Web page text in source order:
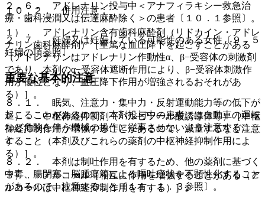
１０．２． 併用注意：
１）． アドレナリン含有歯科麻酔剤（リドカイン・アドレ
ナリン歯科麻酔剤）［重篤な血圧降下を起こすことがある
（アドレナリンはアドレナリン作動性α、β−受容体の刺激剤
であり、本剤のα−受容体遮断作用により、β−受容体刺激作
用が優位となり、血圧降下作用が増強されるおそれがあ
る）］。
２）． 中枢神経抑制剤（バルビツール酸誘導体等）［中枢
神経抑制作用が増強することがあるので、減量するなど注意
すること（本剤及びこれらの薬剤の中枢神経抑制作用によ
る）］。
３）． アルコール［相互に作用を増強することがある（ア
ルコールは中枢神経抑制作用を有する）］。
２．６． アドレナリン投与中＜アナフィラキシー救急治
療・歯科浸潤又は伝達麻酔除く＞の患者〔１０．１参照〕。
２．７． 妊婦又は妊娠している可能性のある女性〔９．５
妊婦の項参照〕。
重要な基本的注意
８．１． 眠気、注意力・集中力・反射運動能力等の低下が
起こることがあるので、本剤投与中の患者には自動車の運転
など危険を伴う機械の操作に従事させないよう注意するこ
と。
８．２． 本剤は制吐作用を有するため、他の薬剤に基づく
中毒、腸閉塞、脳腫瘍等による嘔吐症状を不顕性化すること
があるので、注意すること〔１１．１．３参照〕。